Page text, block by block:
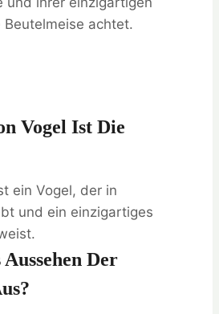
achtet.
Vogel Ist Die
ein Vogel, der in
und ein einzigartiges
Der